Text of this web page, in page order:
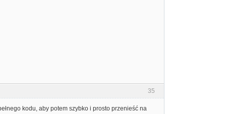
35
kodu, aby potem szybko i prosto przenieść na